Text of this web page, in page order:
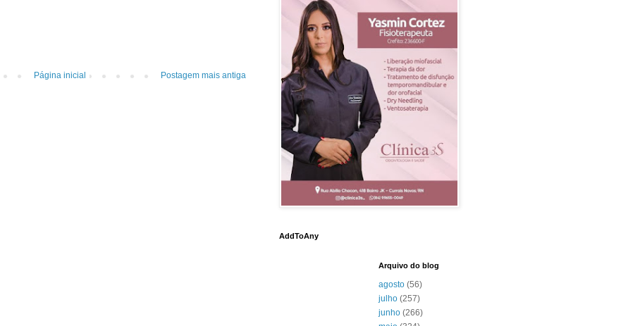
Postagem mais antiga
Página inicial
AddToAny
Arquivo do blog
agosto (56)
julho (257)
junho (266)